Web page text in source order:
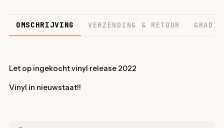
OMSCHRIJVING VERZENDING & RETOUR
Let op ingekocht vinyl release 2022
Vinyl in nieuwstaat!!